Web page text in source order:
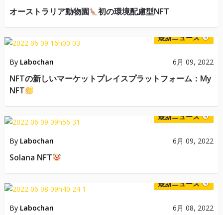
オーストラリア動物園 初の環境配慮型NFT
最新ニュース
By Labochan 6月 09, 2022
NFTの新しいマーケットプレイスプラットフォーム：My
NFT
最新ニュース
By Labochan 6月 09, 2022
Solana NFT
最新ニュース
By Labochan 6月 08, 2022